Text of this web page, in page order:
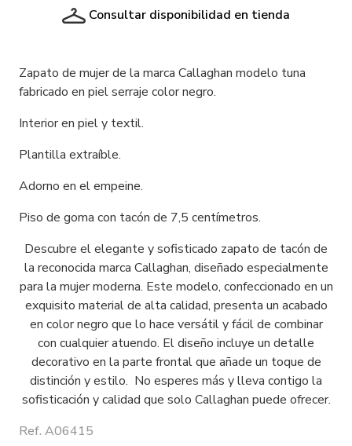
Consultar disponibilidad en tienda
Zapato de mujer de la marca Callaghan modelo tuna
fabricado en piel serraje color negro.
Interior en piel y textil.
Plantilla extraíble.
Adorno en el empeine.
Piso de goma con tacón de 7,5 centímetros.
Descubre el elegante y sofisticado zapato de tacón de
la reconocida marca Callaghan, diseñado especialmente
para la mujer moderna. Este modelo, confeccionado en un
exquisito material de alta calidad, presenta un acabado
en color negro que lo hace versátil y fácil de combinar
con cualquier atuendo. El diseño incluye un detalle
decorativo en la parte frontal que añade un toque de
distinción y estilo. No esperes más y lleva contigo la
sofisticación y calidad que solo Callaghan puede ofrecer.
Ref. A06415